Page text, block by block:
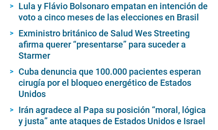
Lula y Flávio Bolsonaro empatan en intención de
voto a cinco meses de las elecciones en Brasil
Exministro británico de Salud Wes Streeting
afirma querer “presentarse” para suceder a
Starmer
Cuba denuncia que 100.000 pacientes esperan
cirugía por el bloqueo energético de Estados
Unidos
Irán agradece al Papa su posición “moral, lógica
y justa” ante ataques de Estados Unidos e Israel